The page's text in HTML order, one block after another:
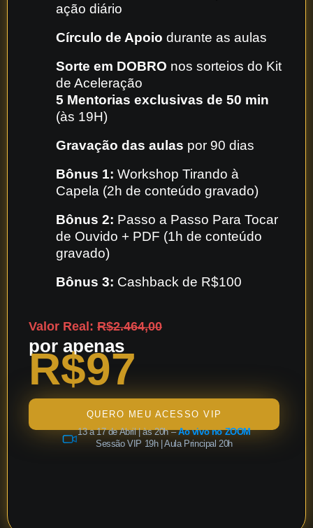
ação diário
Círculo de Apoio durante as aulas
Sorte em DOBRO nos sorteios do Kit
de Aceleração
5 Mentorias exclusivas de 50 min
(às 19H)
Gravação das aulas por 90 dias
Bônus 1: Workshop Tirando à
Capela (2h de conteúdo gravado)
Bônus 2: Passo a Passo Para Tocar
de Ouvido + PDF (1h de conteúdo
gravado)
Bônus 3: Cashback de R$100
Valor Real: R$2.464,00
por apenas
R$97
QUERO MEU ACESSO VIP
13 a 17 de Abril | às 20h –Ao vivo no ZOOM
Sessão VIP 19h | Aula Principal 20h